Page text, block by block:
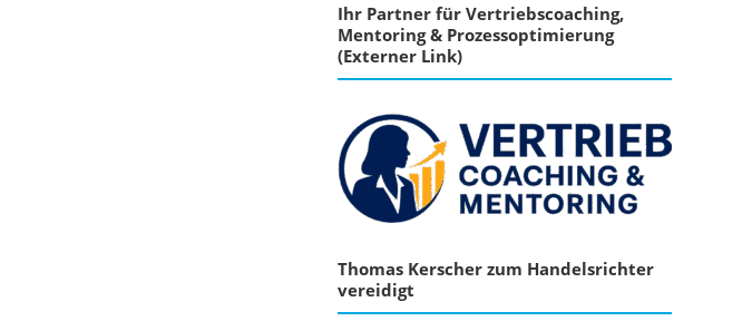
Ihr Partner für Vertriebscoaching,
Mentoring & Prozessoptimierung
(Externer Link)
Thomas Kerscher zum Handelsrichter
vereidigt